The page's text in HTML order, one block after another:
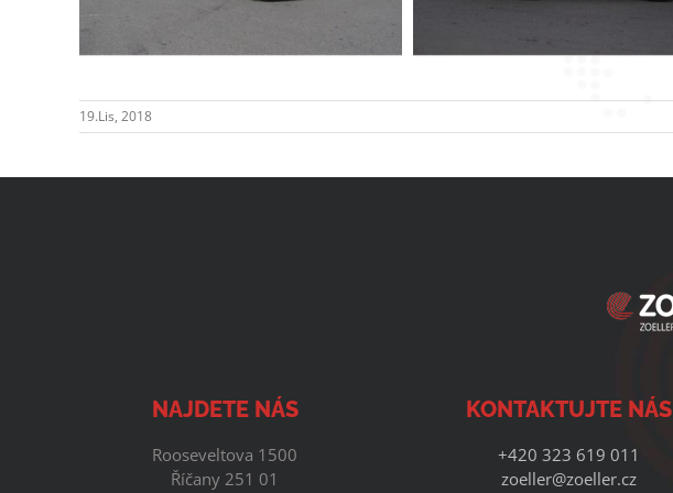
19.Lis, 2018
NAJDETE NÁS
Rooseveltova 1500
Říčany 251 01
KONTAKTUJTE NÁS
+420 323 619 011
zoeller@zoeller.cz